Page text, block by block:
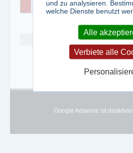
0641/80896-50
Abo
Google Adsense ist
und zu analysieren.
welche Dienste benutzt
Alle
Verbiete alle